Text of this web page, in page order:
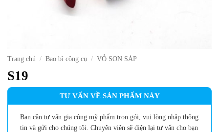
Trang chủ / Bao bì công cụ / VỎ SON SÁP
S19
TƯ VẤN VỀ SẢN PHẨM NÀY
Bạn cần tư vấn gia công mỹ phẩm trọn gói, vui lòng nhập thông
tin và gửi cho chúng tôi. Chuyên viên sẽ điện lại tư vấn cho bạn